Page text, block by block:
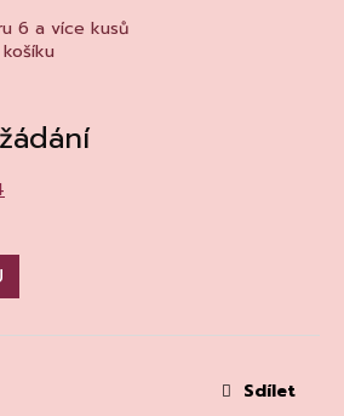
6 a více kusů
Sdílet